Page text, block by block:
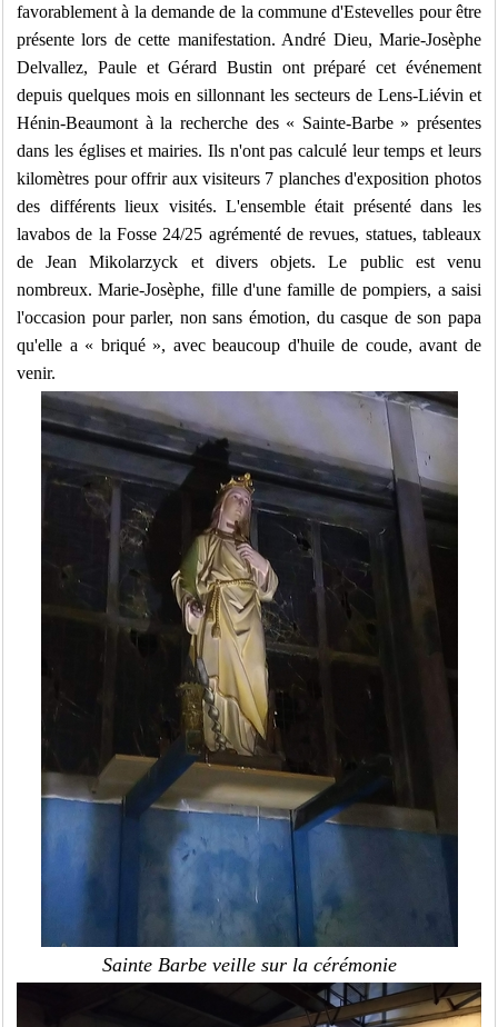
favorablement à la demande de la commune d'Estevelles pour être
présente lors de cette manifestation. André Dieu, Marie-Josèphe
Delvallez, Paule et Gérard Bustin ont préparé cet événement
depuis quelques mois en sillonnant les secteurs de Lens-Liévin et
Hénin-Beaumont à la recherche des « Sainte-Barbe » présentes
dans les églises et mairies. Ils n'ont pas calculé leur temps et leurs
kilomètres pour offrir aux visiteurs 7 planches d'exposition photos
des différents lieux visités. L'ensemble était présenté dans les
lavabos de la Fosse 24/25 agrémenté de revues, statues, tableaux
de Jean Mikolarzyck et divers objets. Le public est venu
nombreux. Marie-Josèphe, fille d'une famille de pompiers, a saisi
l'occasion pour parler, non sans émotion, du casque de son papa
qu'elle a « briqué », avec beaucoup d'huile de coude, avant de
venir.
Sainte Barbe veille sur la cérémonie